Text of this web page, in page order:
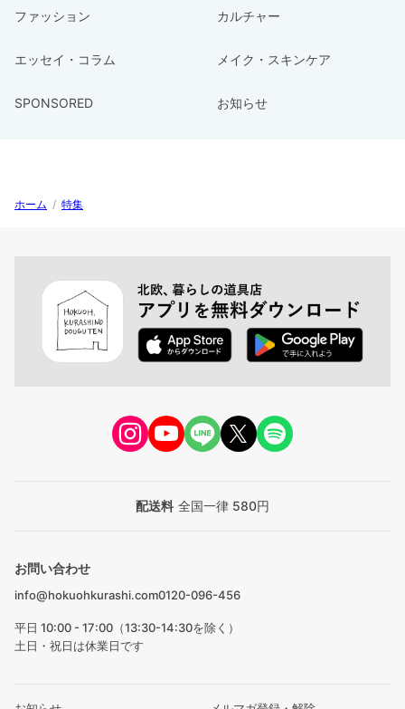
ファッション カルチャー
エッセイ・コラム メイク・スキンケア
SPONSORED お知らせ
ホーム / 特集
配送料 全国一律 580円
お問い合わせ
info@hokuohkurashi.com0120-096-456
平日 10:00 - 17:00（13:30-14:30を除く）
土日・祝日は休業日です